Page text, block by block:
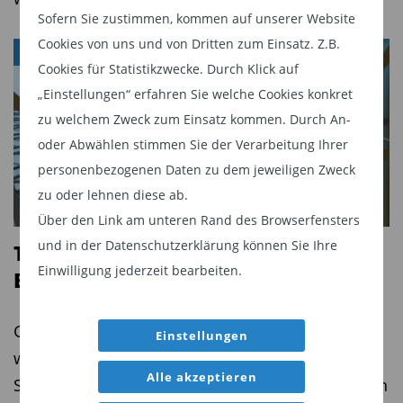
Sofern Sie zustimmen, kommen auf unserer Website
Cookies von uns und von Dritten zum Einsatz. Z.B.
Cookies für Statistikzwecke. Durch Klick auf
„Einstellungen“ erfahren Sie welche Cookies konkret
zu welchem Zweck zum Einsatz kommen. Durch An-
oder Abwählen stimmen Sie der Verarbeitung Ihrer
personenbezogenen Daten zu dem jeweiligen Zweck
zu oder lehnen diese ab.
Über den Link am unteren Rand des Browserfensters
und in der Datenschutzerklärung können Sie Ihre
Einwilligung jederzeit bearbeiten.
Einstellungen
Alle akzeptieren
ALs konkretes Beispiel für ein Unternehmen, das
technologische Nische gefunden habe, nennt
Hermann die Firma GoodRx aus den USA. „In den
USA übersteigen die Ausgaben für das Thema
Gesundheit alle anderen Bereiche. Für den
durchschnittlichen US-Amerikaner ist das ein
großes Problem. So sind die meisten Fälle
finanzieller Schwierigkeiten auf die hohen Kosten
für Gesundheitsdienstleistungen
zurückzuführen“, erklärt Hermann. Das
die eine Ineffizienz des Marktes ausnutze: Je
nachdem, bei wem sie versichert seien, zahlten
Patienten unterschiedliche Preise für dasselbe
BANKEN
Top Ten: Das sind die größten
Banken Europas
Größe ist nicht alles – aber in der Finanzwelt ein
wichtiger Gradmesser. Das Datenunternehmen
S&P Global hat die größten Banken Europas nach